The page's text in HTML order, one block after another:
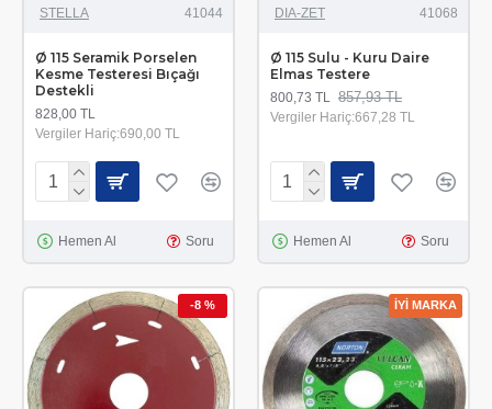
STELLA 41044
Ø 115 Seramik Porselen
Kesme Testeresi Bıçağı
Destekli
828,00 TL
Vergiler Hariç:690,00 TL
Hemen Al Soru
DIA-ZET 41068
Ø 115 Sulu - Kuru Daire
Elmas Testere
800,73 TL 857,93 TL
Vergiler Hariç:667,28 TL
Hemen Al Soru
-8 % İYİ MARKA